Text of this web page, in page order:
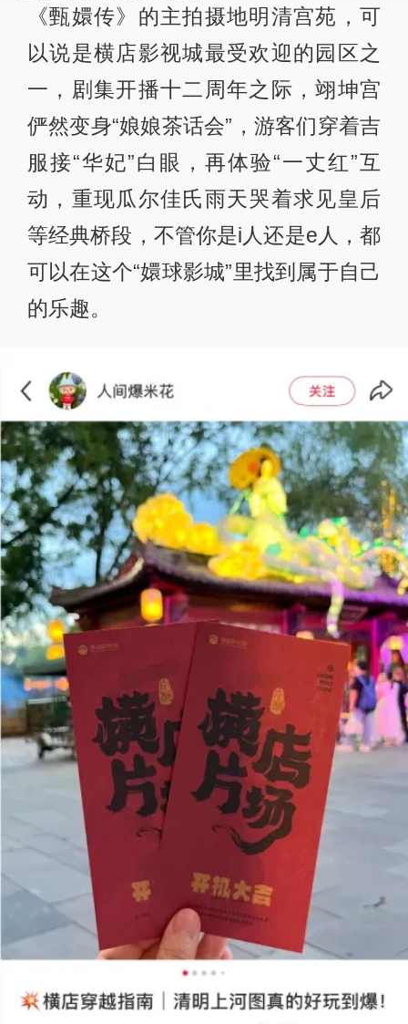
《甄嬛传》的主拍摄地明清宫苑，可
以说是横店影视城最受欢迎的园区之
一，剧集开播十二周年之际，翊坤宫
俨然变身“娘娘茶话会”，游客们穿着吉
服接“华妃”白眼，再体验“一丈红”互
动，重现瓜尔佳氏雨天哭着求见皇后
等经典桥段，不管你是i人还是e人，都
可以在这个“嬛球影城”里找到属于自己
的乐趣。